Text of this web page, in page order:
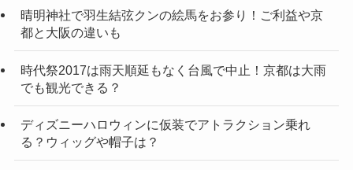
晴明神社で羽生結弦クンの絵馬をお参り！ご利益や京
都と大阪の違いも
時代祭2017は雨天順延もなく台風で中止！京都は大雨
でも観光できる？
ディズニーハロウィンに仮装でアトラクション乗れ
る？ウィッグや帽子は？